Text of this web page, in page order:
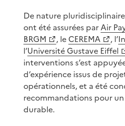
De nature
ont été assurées parAir
BRGM
, le CEREMA , l’
l’Université Gustave Eiffel
interventions s’est
d’expérience issus de
opérationnels, et a été
recommandations pour
durable.